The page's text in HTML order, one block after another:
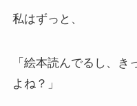
私はずっと、
「絵本読んでるし、
よね？」